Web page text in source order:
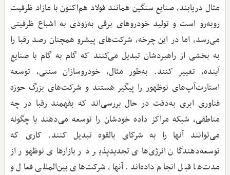
مثال دریابند، صنایع سنگین همانند فولاد هم‌اکنون با مازاد ظرفیت
روبه‌رو است و تولید خودروهای برقی به‌زودی به اشباع ظرفیتی
می‌رسد، اما در این چرخه، شرکت‌های پیشرو همچنان رصد رقبا را
به بخشی از راهبردشان تبدیل می‌کنند که گام به گام با صنایع
آینده، تغییر کنند. به‌طور مثال، خودروسازان سنتی، توسعه
استارت‌آپ‌های نوظهور را پیگیر هستند و شرکت‌های بزرگ حوزه
فناوری ابری به‌دقت در حال بررسی‌اند که بفهمند رقبا در چه
مناطقی، شبکه مراکز داده خودشان را توسعه می‌دهند یا چگونه
می‌توانند آنها را به شرکای بالقوه تبدیل کنند. کاری که
توسعه‌دهندگان انرژی‌های تجدیدپذیر در بازارهای نوظهور از
مدت‌ها قبل انجام داده‌اند. آنها، شرکت‌های بین‌المللی فعال و